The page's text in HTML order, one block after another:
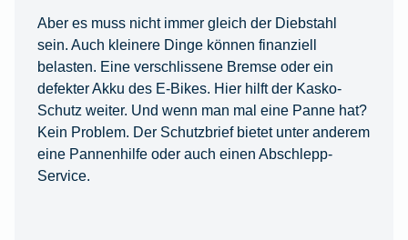
Aber es muss nicht immer gleich der Diebstahl
sein. Auch kleinere Dinge können finanziell
belasten. Eine verschlissene Bremse oder ein
defekter Akku des E-Bikes. Hier hilft der Kasko-
Schutz weiter. Und wenn man mal eine Panne hat?
Kein Problem. Der Schutzbrief bietet unter anderem
eine Pannenhilfe oder auch einen Abschlepp-
Service.